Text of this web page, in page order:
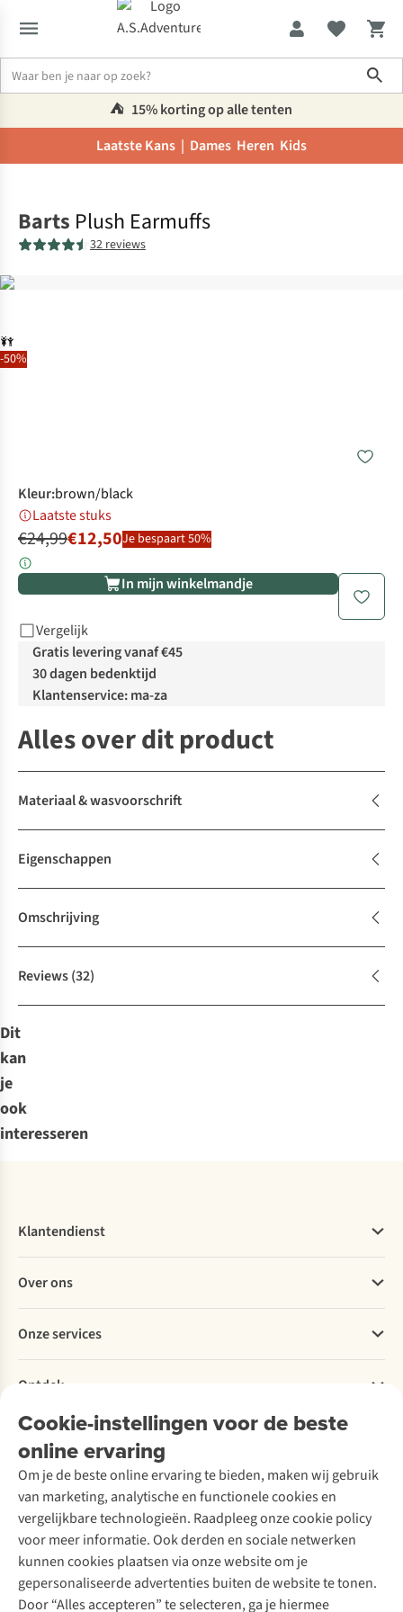
⛺️ 15% korting op alle tenten
Laatste Kans | Dames Heren Kids
-50%
Barts Plush Earmuffs
32 reviews
Kleur:brown/black
Laatste stuks
€24,99€12,50Je bespaart 50%
In mijn winkelmandje
Vergelijk
Gratis levering vanaf €45
30 dagen bedenktijd
Klantenservice: ma-za
Alles over dit product
Materiaal & wasvoorschrift
Eigenschappen
Omschrijving
Reviews(32)
Dit
kan
je
ook
interesseren
Cookie-instellingen voor de beste
online ervaring
Om je de beste online ervaring te bieden, maken wij gebruik
van marketing, analytische en functionele cookies en
vergelijkbare technologieën. Raadpleeg onze cookie policy
voor meer informatie. Ook derden en sociale netwerken
kunnen cookies plaatsen via onze website om je
gepersonaliseerde advertenties buiten de website te tonen.
Door “Alles accepteren” te selecteren, ga je hiermee
Klantendienst
Bestellen
Betalen
Levering
Retourneren
Bestelling herroepen
Garantie
Contact
Over ons
Explore More
Verantwoord ondernemen
Over Ayacucho
Onze winkels
Over A.S.Adventure
Toegankelijkheidsverklaring
Onze services
Ski-onderhoud
Wasservice
Schoenonderhoud
Schoenherstelling
Kledingherstelling
Retouches
Voor bedrijven
Ontdek
A.S.Magazine
Podcast
Explore Academy
Explore Camp
Gear Check
Inspiratie & advies
Meld je aan voor de nieuwsbrief
Follow us